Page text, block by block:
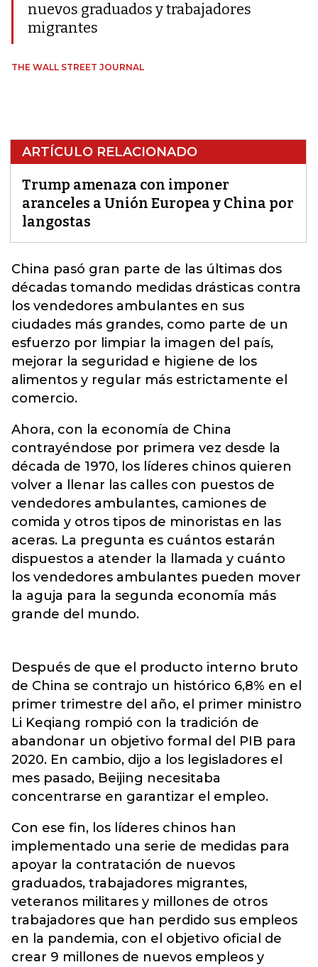
nuevos graduados y trabajadores
migrantes
THE WALL STREET JOURNAL
ARTÍCULO RELACIONADO
Trump amenaza con imponer
aranceles a Unión Europea y China por
langostas
China pasó gran parte de las últimas dos
décadas tomando medidas drásticas contra
los vendedores ambulantes en sus
ciudades más grandes, como parte de un
esfuerzo por limpiar la imagen del país,
mejorar la seguridad e higiene de los
alimentos y regular más estrictamente el
comercio.
Ahora, con la economía de China
contrayéndose por primera vez desde la
década de 1970, los líderes chinos quieren
volver a llenar las calles con puestos de
vendedores ambulantes, camiones de
comida y otros tipos de minoristas en las
aceras. La pregunta es cuántos estarán
dispuestos a atender la llamada y cuánto
los vendedores ambulantes pueden mover
la aguja para la segunda economía más
grande del mundo.
Después de que el producto interno bruto
de China se contrajo un histórico 6,8% en el
primer trimestre del año, el primer ministro
Li Keqiang rompió con la tradición de
abandonar un objetivo formal del PIB para
2020. En cambio, dijo a los legisladores el
mes pasado, Beijing necesitaba
concentrarse en garantizar el empleo.
Con ese fin, los líderes chinos han
implementado una serie de medidas para
apoyar la contratación de nuevos
graduados, trabajadores migrantes,
veteranos militares y millones de otros
trabajadores que han perdido sus empleos
en la pandemia, con el objetivo oficial de
crear 9 millones de nuevos empleos y